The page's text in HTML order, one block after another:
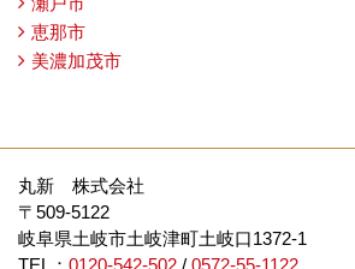
恵那市
美濃加茂市
丸新 株式会社
〒509-5122
岐阜県土岐市土岐津町土岐口1372-1
TEL： 0120-542-502 / 0572-55-1122